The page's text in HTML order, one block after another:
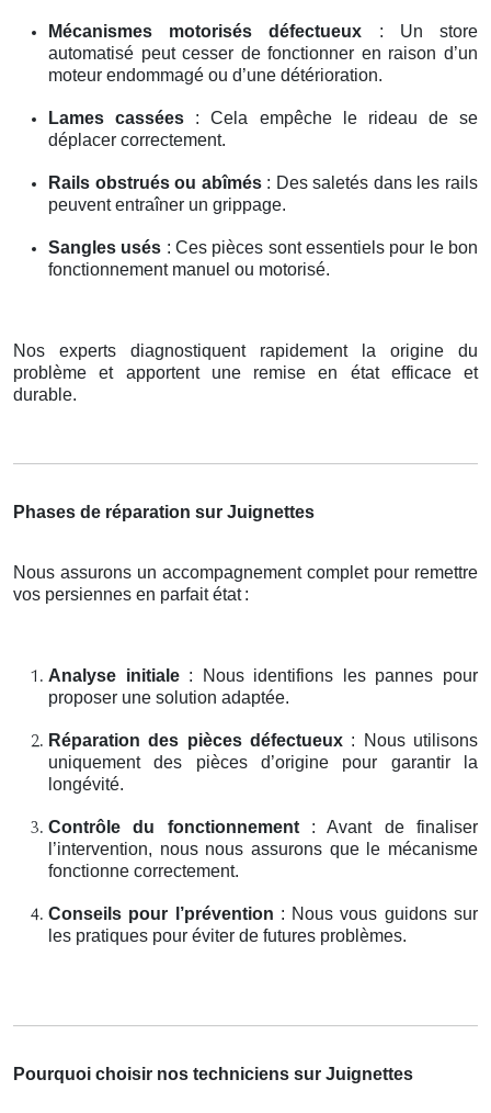
Mécanismes motorisés défectueux : Un store
automatisé peut cesser de fonctionner en raison d’un
moteur endommagé ou d’une détérioration.
Lames cassées : Cela empêche le rideau de se
déplacer correctement.
Rails obstrués ou abîmés: Des saletés dans les rails
peuvent entraîner un grippage.
Sangles usés : Ces pièces sont essentiels pour le bon
fonctionnement manuel ou motorisé.
Nos experts diagnostiquent rapidement la origine du
problème et apportent une remise en état efficace et
durable.
Phases de réparation sur Juignettes
Nous assurons un accompagnement complet pour remettre
vos persiennes en parfait état :
Analyse initiale: Nous identifions les pannes pour
proposer une solution adaptée.
Réparation des pièces défectueux : Nous utilisons
uniquement des pièces d’origine pour garantir la
longévité.
Contrôle du fonctionnement: Avant de finaliser
l’intervention, nous nous assurons que le mécanisme
fonctionne correctement.
Conseils pour l’prévention : Nous vous guidons sur
les pratiques pour éviter de futures problèmes.
Pourquoi choisir nos techniciens sur Juignettes